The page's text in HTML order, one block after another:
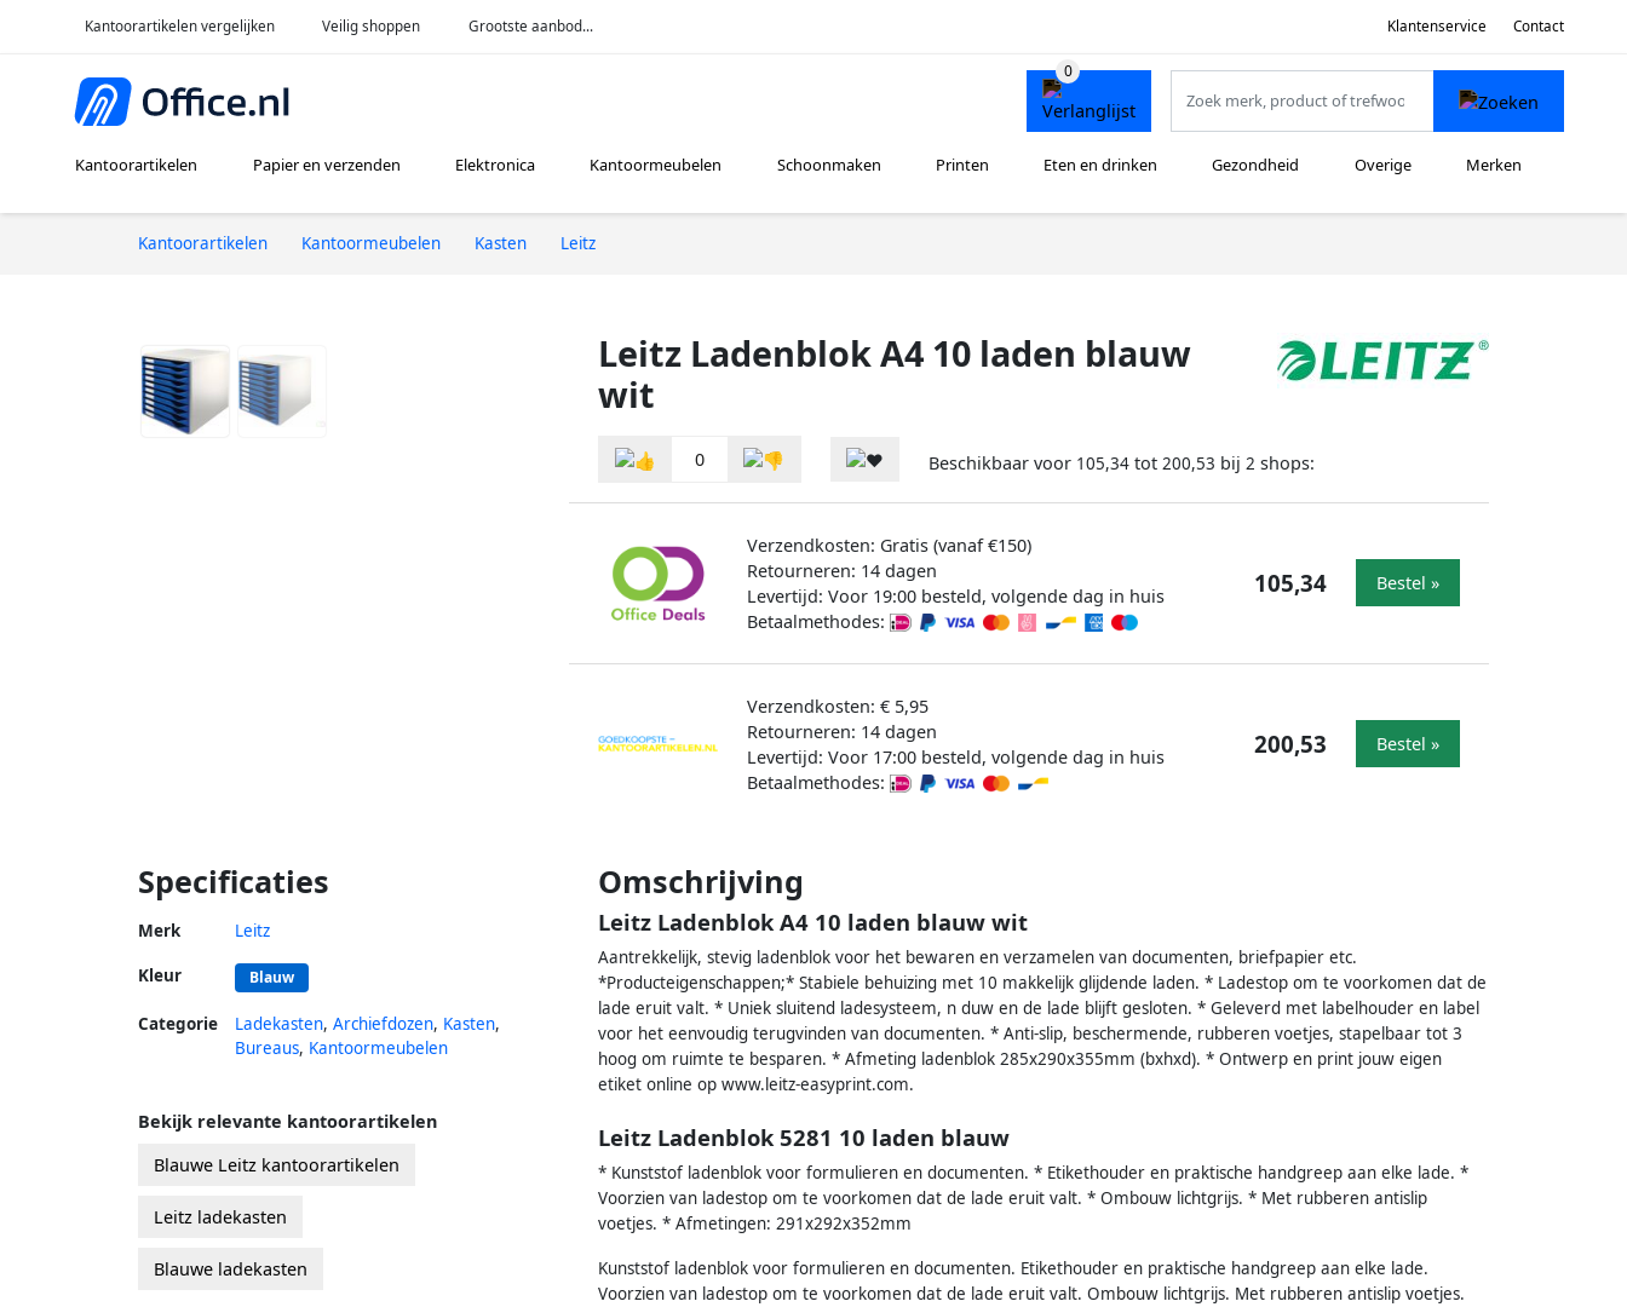
Kantoorartikelen vergelijken Veilig shoppen Grootste aanbod... Klantenservice Contact
Kantoorartikelen Papier en verzenden Elektronica Kantoormeubelen Schoonmaken Printen Eten en drinken Gezondheid Overige Merken
Kantoorartikelen Kantoormeubelen Kasten Leitz
Leitz Ladenblok A4 10 laden blauw
wit
0 Beschikbaar voor 105,34 tot 200,53 bij 2 shops:
Verzendkosten: Gratis (vanaf €150)
Retourneren: 14 dagen
Levertijd: Voor 19:00 besteld, volgende dag in huis
Betaalmethodes:
105,34 Bestel »
Verzendkosten: € 5,95
Retourneren: 14 dagen
Levertijd: Voor 17:00 besteld, volgende dag in huis
Betaalmethodes:
200,53 Bestel »
Specificaties
Merk Leitz
Kleur Blauw
Categorie Ladekasten, Archiefdozen, Kasten,
Bureaus, Kantoormeubelen
Omschrijving
Leitz Ladenblok A4 10 laden blauw wit
Aantrekkelijk, stevig ladenblok voor het bewaren en verzamelen van documenten, briefpapier etc.
*Producteigenschappen;* Stabiele behuizing met 10 makkelijk glijdende laden. * Ladestop om te voorkomen dat de
lade eruit valt. * Uniek sluitend ladesysteem, n duw en de lade blijft gesloten. * Geleverd met labelhouder en label
voor het eenvoudig terugvinden van documenten. * Anti-slip, beschermende, rubberen voetjes, stapelbaar tot 3
hoog om ruimte te besparen. * Afmeting ladenblok 285x290x355mm (bxhxd). * Ontwerp en print jouw eigen
etiket online op www.leitz-easyprint.com.
Leitz Ladenblok 5281 10 laden blauw
* Kunststof ladenblok voor formulieren en documenten. * Etikethouder en praktische handgreep aan elke lade. *
Voorzien van ladestop om te voorkomen dat de lade eruit valt. * Ombouw lichtgrijs. * Met rubberen antislip
voetjes. * Afmetingen: 291x292x352mm
Kunststof ladenblok voor formulieren en documenten. Etikethouder en praktische handgreep aan elke lade.
Voorzien van ladestop om te voorkomen dat de lade eruit valt. Ombouw lichtgrijs. Met rubberen antislip voetjes.
Bekijk relevante kantoorartikelen
Blauwe Leitz kantoorartikelen
Leitz ladekasten
Blauwe ladekasten